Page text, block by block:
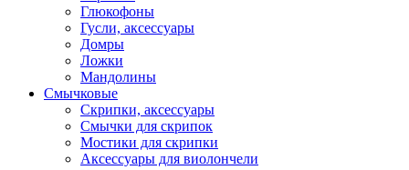
Глюкофоны
Гусли, аксессуары
Домры
Ложки
Мандолины
Смычковые
Скрипки, аксессуары
Смычки для скрипок
Мостики для скрипки
Аксессуары для виолончели